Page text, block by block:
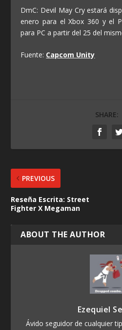
DmC: Devil May Cry estará
enero para el Xbox 360 y el
para PC a partir del 25 del
Fuente: Capcom Unity
SHARE:
PREVIOUS
Reseña Escrita: Street
Fighter X Megaman
ABOUT THE AUTHOR
Ezequiel
Ávido seguidor de cualquier